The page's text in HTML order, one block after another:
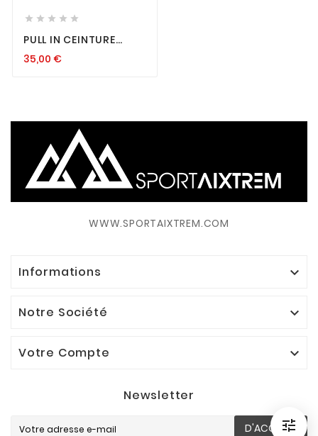
    
PULL IN CEINTURE
35,00 €
WWW.SPORTAIXTREM.COM
Informations 
Notre Société 
Votre Compte 
Newsletter
D'ACCORD
Filtrer